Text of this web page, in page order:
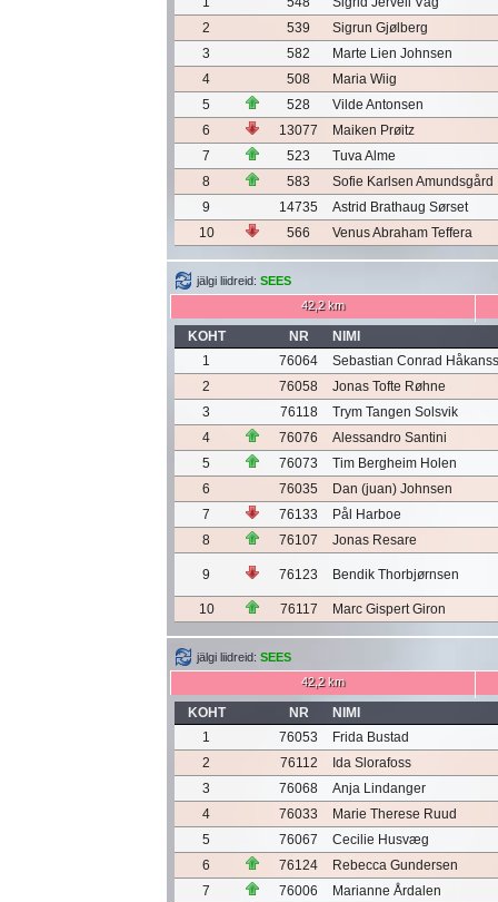
2
539
Sigrun Gjølberg
3
582
Marte Lien Johnsen
4
508
Maria Wiig
5
528
Vilde Antonsen
6
13077
Maiken Prøitz
7
523
Tuva Alme
8
583
Sofie Karlsen Amundsgård
9
14735
Astrid Brathaug Sørset
10
566 Venus Abraham Teffera
jälgi liidreid: SEES
42,2 km
KOHT NR
NIMI
1
76064
Sebastian Conrad
2
76058
Jonas Tofte Røhne
3
76118
Trym Tangen Solsvik
4
76076
Alessandro Santini
5
76073
Tim Bergheim Holen
6
76035
Dan (juan) Johnsen
7
76133
Pål Harboe
8
76107 Jonas Resare
9 76123 Bendik Thorbjørnsen
10 76117 Marc Gispert Giron
jälgi liidreid: SEES
42,2 km
KOHT NR
NIMI
1
76053
Frida Bustad
2
76112
Ida Slorafoss
3
76068
Anja Lindanger
4
76033
Marie Therese Ruud
5
76067
Cecilie Husvæg
6
76124
Rebecca Gundersen
7
76006
Marianne Årdalen